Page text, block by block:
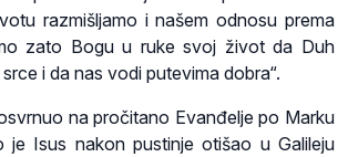
razmišljamo i našem odnosu prema
zato Bogu u ruke svoj život da Duh
i da nas vodi putevima dobra“.
na pročitano Evanđelje po Marku
je Isus nakon pustinje otišao u Galileju